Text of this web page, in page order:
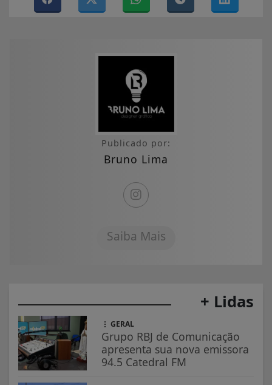
Publicado por:
Bruno Lima
Saiba Mais
+ Lidas
GERAL
Grupo RBJ de Comunicação
apresenta sua nova emissora
94.5 Catedral FM